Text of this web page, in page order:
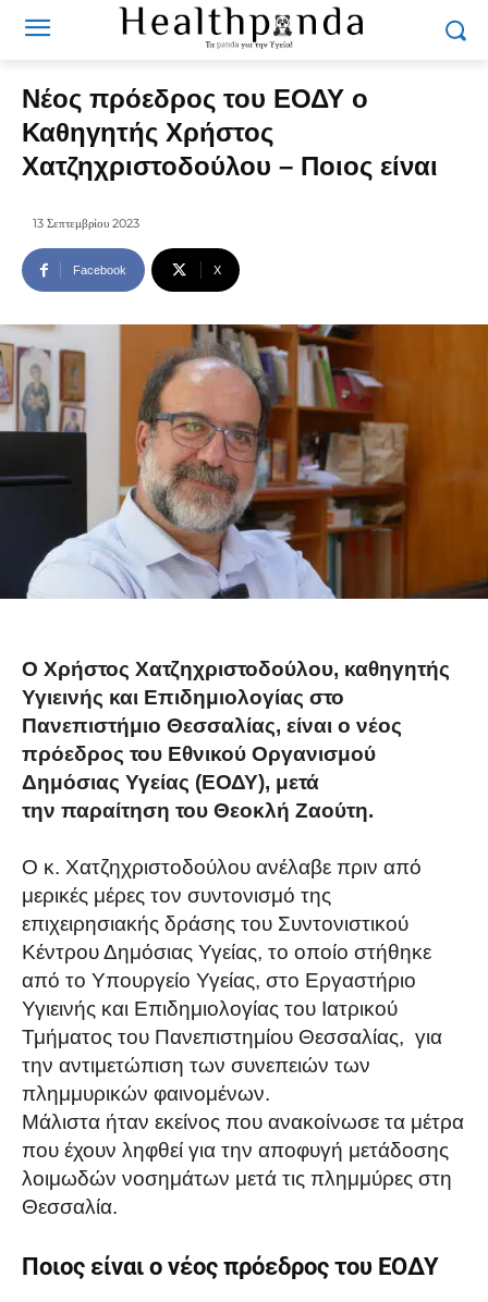
Νέος πρόεδρος του ΕΟΔΥ ο
Καθηγητής Χρήστος
Χατζηχριστοδούλου – Ποιος είναι
13 Σεπτεμβρίου 2023
Facebook X
Ο Χρήστος Χατζηχριστοδούλου, καθηγητής
Υγιεινής και Επιδημιολογίας στο
Πανεπιστήμιο Θεσσαλίας, είναι ο νέος
πρόεδρος του Εθνικού Οργανισμού
Δημόσιας Υγείας (ΕΟΔΥ), μετά
την παραίτηση του Θεοκλή Ζαούτη.
Ο κ. Χατζηχριστοδούλου ανέλαβε πριν από
μερικές μέρες τον συντονισμό της
επιχειρησιακής δράσης του Συντονιστικού
Κέντρου Δημόσιας Υγείας, το οποίο στήθηκε
από το Υπουργείο Υγείας, στο Εργαστήριο
Υγιεινής και Επιδημιολογίας του Ιατρικού
Τμήματος του Πανεπιστημίου Θεσσαλίας, για
την αντιμετώπιση των συνεπειών των
πλημμυρικών φαινομένων.
Μάλιστα ήταν εκείνος που ανακοίνωσε τα μέτρα
που έχουν ληφθεί για την αποφυγή μετάδοσης
λοιμωδών νοσημάτων μετά τις πλημμύρες στη
Θεσσαλία.
Ποιος είναι ο νέος πρόεδρος του ΕΟΔΥ